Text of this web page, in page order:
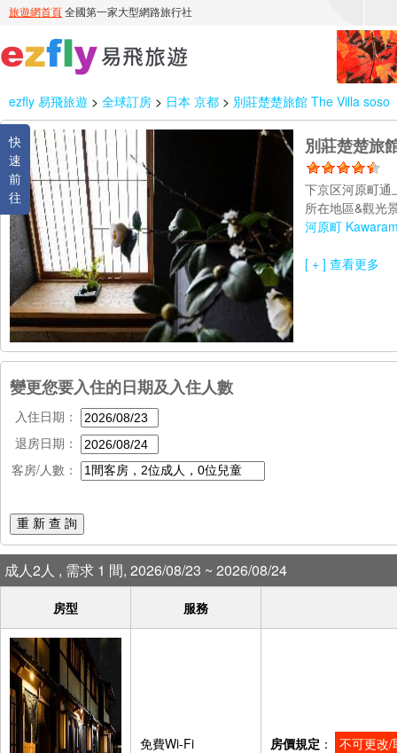
ezfly 易飛旅遊 > 全球訂房 > 日本 京都 > 別莊楚楚旅館 The Villa soso
快
速
前
往
別莊楚楚旅
下京区河原町
所在地區&觀光
河原町
[ + ] 查看更多
變更您要入住的日期及入住人數
入住日期：
退房日期：
客房/人數：
重 新 查 詢
成人2人 , 需求 1 間, 2026/08/23 ~ 2026/08/24
房型 服務
免費Wi-Fi 房價規定 ： 不可更改/